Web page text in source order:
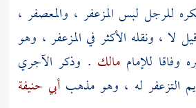
للرجل لبس المزعفر ، والمعصفر ،
لا ، ونقله الأكثر في المزعفر ، وهو
وفاقا للإماممالك . وذكر الآجري
التزعفر له ، وهو مذهب أبي حنيفة